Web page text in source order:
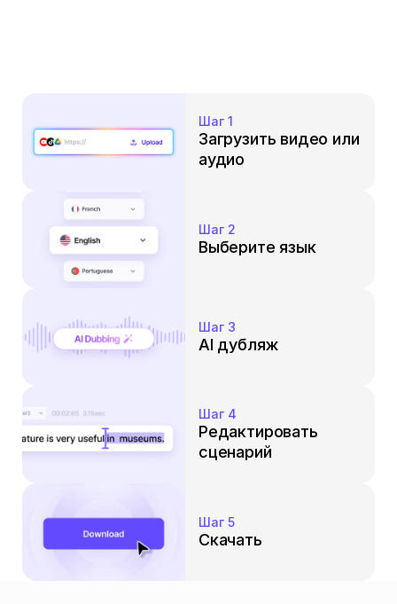
Шаг 1
Загрузить видео или
аудио
Шаг 2
Выберите язык
Шаг 3
AI дубляж
Шаг 4
Редактировать
сценарий
Шаг 5
Скачать